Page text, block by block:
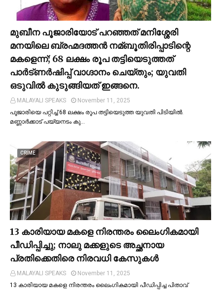
മുബീന പൂജാരിയോട് പറഞ്ഞത് മനിശ്ശേരി
മനയിലെ ബ്രഹ്മദത്തൻ നമ്ബൂതിരിപ്പാടിന്റെ
മകളെന്ന്; 68 ലക്ഷം രൂപ തട്ടിയെടുത്തത്
പാര്‍ട്ണര്‍ഷിപ്പ് വാഗ്ദാനം ചെയ്തും; യുവതി
ഒടുവില്‍ കുടുങ്ങിയത് ഇങ്ങനെ.
MALAYALI SPEAKS
November 11, 2025
പൂജാരിയെ പറ്റിച്ച്‌ 68 ലക്ഷം രൂപ തട്ടിയെടുത്ത യുവതി പിടിയില്‍.
മണ്ണാർക്കാട് പയ്യനടം കു…
CRIME
13 കാരിയായ മകളെ നിരന്തരം ലൈംഗികമായി
പീഡിപ്പിച്ചു; നാലു മക്കളുടെ അച്ഛനായ
പ്രതിക്കെതിരെ നിരവധി കേസുകള്‍
MALAYALI SPEAKS
November 11, 2025
13 കാരിയായ മകളെ നിരന്തരം ലൈംഗികമായി പീഡിപ്പിച്ച പിതാവ്